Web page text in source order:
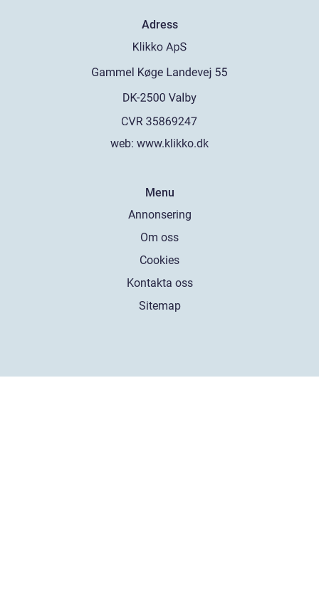
Adress
web: www.klikko.dk
Menu
Annonsering
Om oss
Cookies
Kontakta oss
Sitemap